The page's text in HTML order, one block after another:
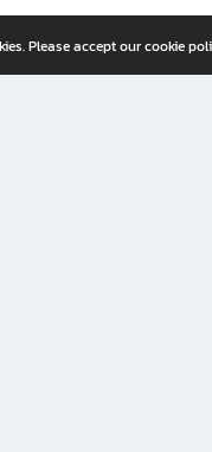
Please accept our cookie